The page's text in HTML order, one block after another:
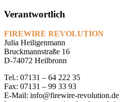
Verantwortlich
FIREWIRE REVOLUTION
Julia Heiligenmann
Bruckmannstraße 16
D-74072 Heilbronn
Tel.: 07131 – 64 222 35
Fax: 07131 – 99 33 93
E-Mail: info@firewire-revolution.de